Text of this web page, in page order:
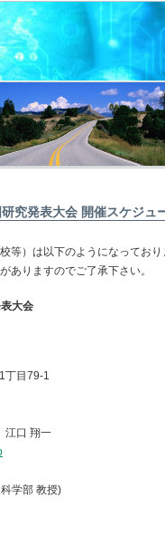
究発表大会 開催スケジュ
等）は以下のようになっており
ありますのでご了承下さい。
大会
目79-1
口 翔一
学部 教授)